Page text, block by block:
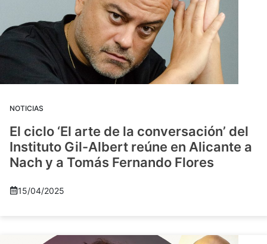
NOTICIAS
El ciclo ‘El arte de la conversación’ del
Instituto Gil-Albert reúne en Alicante a
Nach y a Tomás Fernando Flores
15/04/2025